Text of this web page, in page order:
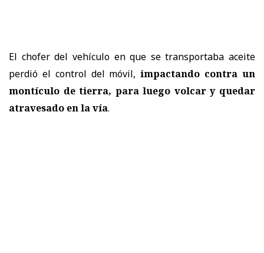
El chofer del vehículo en que se transportaba aceite
perdió el control del móvil,impactando contra un
montículo de tierra, para luego volcar y quedar
atravesado en la vía.